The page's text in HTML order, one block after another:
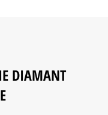
DIAMANT